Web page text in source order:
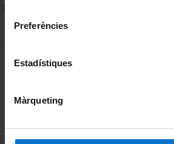
Preferències
Estadístiques
Màrqueting